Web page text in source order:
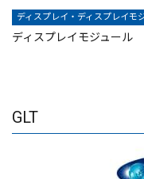
ディスプレイ・ディスプレイモ
ディスプレイモジュール
GLT